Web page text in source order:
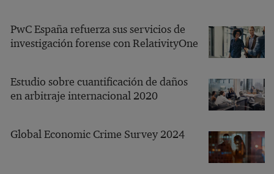
PwC España refuerza sus servicios de
investigación forense con RelativityOne
Estudio sobre cuantificación de daños
en arbitraje internacional 2020
Global Economic Crime Survey 2024